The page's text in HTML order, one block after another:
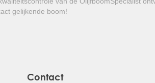
GROVE DEN
gelijkende boom!
Contact